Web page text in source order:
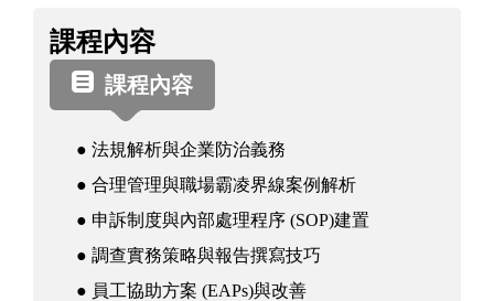
程
資
訊
課程內容
課程內容
● 法規解析與企業防治義務
● 合理管理與職場霸凌界線案例解析
● 申訴制度與內部處理程序 (SOP)建置
● 調查實務策略與報告撰寫技巧
● 員工協助方案 (EAPs)與改善